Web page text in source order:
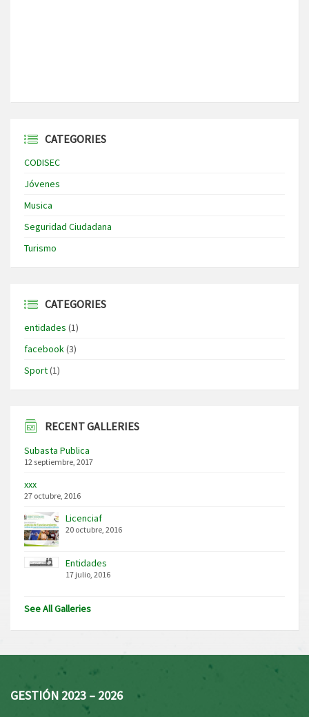
CATEGORIES
CODISEC
Jóvenes
Musica
Seguridad Ciudadana
Turismo
CATEGORIES
entidades (1)
facebook(3)
Sport(1)
RECENT GALLERIES
Subasta Publica
12 septiembre, 2017
xxx
27 octubre, 2016
Licenciaf
20 octubre, 2016
Entidades
17 julio, 2016
See All Galleries
GESTIÓN 2023 – 2026